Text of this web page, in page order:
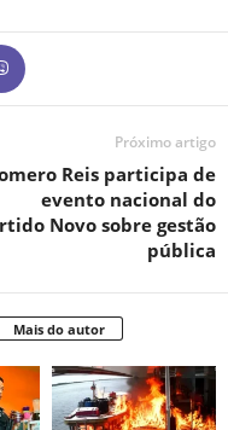
Próximo artigo
Reis participa de
evento nacional do
Novo sobre gestão
pública
Mais do autor